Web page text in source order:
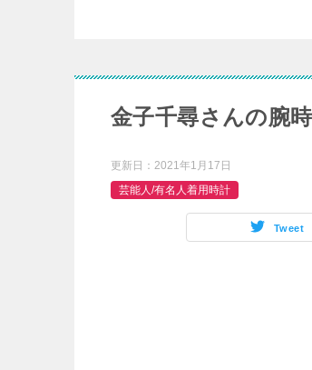
金子千尋さんの腕
更新日： 2021年1月17日
芸能人/有名人着用時計
Tweet